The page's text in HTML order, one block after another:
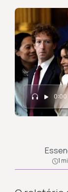
0:00
1